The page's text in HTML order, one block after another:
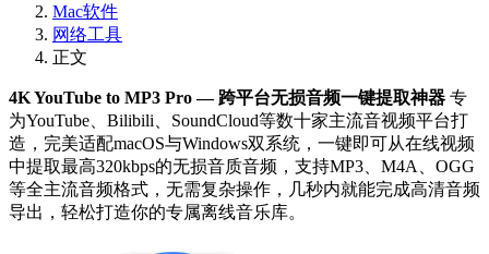
Mac软件
网络工具
正文
4K YouTube to MP3 Pro — 跨平台无损音频一键提取神器 ‌ 专
为YouTube、Bilibili、SoundCloud等数十家主流音视频平台打
造，完美适配macOS与Windows双系统，一键即可从在线视频
中提取最高320kbps的无损音质音频，支持MP3、M4A、OGG
等全主流音频格式，无需复杂操作，几秒内就能完成高清音频
导出，轻松打造你的专属离线音乐库。